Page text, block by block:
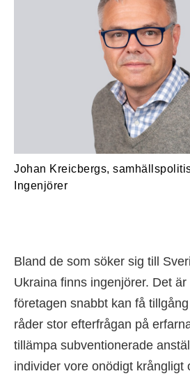
Johan Kreicbergs,
Ingenjörer
Bland de som söker sig till
Ukraina finns ingenjörer. Det
företagen snabbt kan få
råder stor efterfrågan på
tillämpa subventionerade
individer vore onödigt krångligt